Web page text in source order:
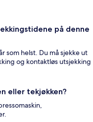
på denne
som helst. Du må sjekke ut
og kontaktløs utsjekking
eller tekjøkken?